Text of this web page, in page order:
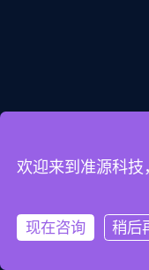
充电系统
欢迎来到准源科技
现在咨询 稍后